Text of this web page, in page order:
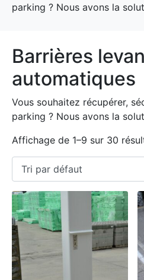
parking ? Nous avons la
Barrières
automatiques
Vous souhaitez récupérer,
parking ? Nous avons la
Affichage de 1–9 sur 30